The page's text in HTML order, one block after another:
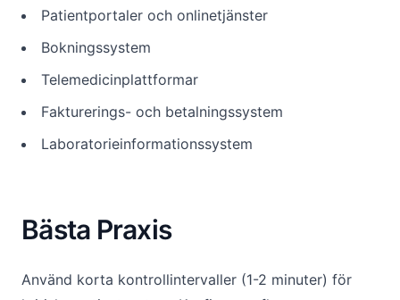
Patientportaler och onlinetjänster
Bokningssystem
Telemedicinplattformar
Fakturerings- och betalningssystem
Laboratorieinformationssystem
Bästa Praxis
Använd korta kontrollintervaller (1-2 minuter) för